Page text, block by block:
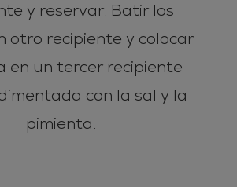
y reservar. Batir los
otro recipiente y colocar
en un tercer recipiente
con la sal y la
pimienta.